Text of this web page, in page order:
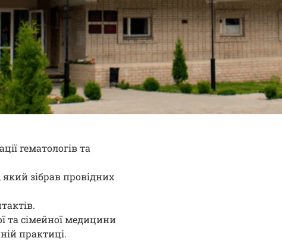
гематологів та
який зібрав провідних
та сімейної медицини
практиці.